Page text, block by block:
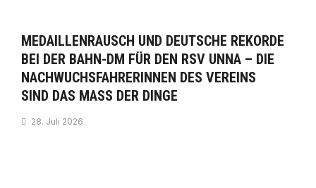
MEDAILLENRAUSCH UND DEUTSCHE REKORDE
BEI DER BAHN-DM FÜR DEN RSV UNNA – DIE
NACHWUCHSFAHRERINNEN DES VEREINS
SIND DAS MASS DER DINGE
28. Juli 2026